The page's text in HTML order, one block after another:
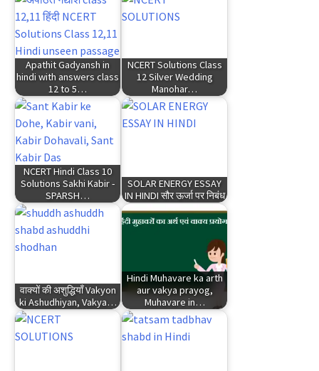
Apathit Gadyansh in
hindi with answers class
12 to 5…
NCERT Solutions Class
12 Silver Wedding
Manohar…
NCERT Hindi Class 10
Solutions Sakhi Kabir -
SPARSH…
SOLAR ENERGY ESSAY
IN HINDI सौर ऊर्जा पर निबंध
वाक्यों की अशुद्धियाँ Vakyon
ki Ashudhiyan, Vakya…
Hindi Muhavare ka arth
aur vakya prayog,
Muhavare in…